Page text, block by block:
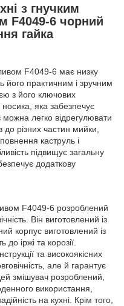
з гнучким
F4049-6 чорний
гайка
F4049-6 має низку
його практичним і зручним
з його ключових
носика, яка забезпечує
можна легко відрегулювати
до різних частин мийки,
каструль і
підвищує загальну
додаткову
F4049-6 розроблений
Він виготовлений із
корпус виготовлений із
до іржі та корозії.
та високоякісних
але й гарантує
змішувач розроблений,
використання,
на кухні. Крім того,